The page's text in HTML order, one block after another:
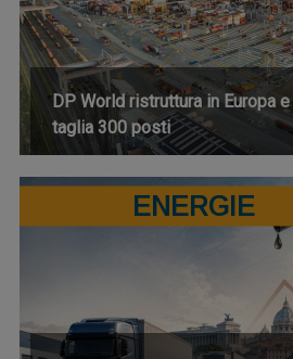
DP World ristruttura in Europa e
taglia 300 posti
ENERGIE